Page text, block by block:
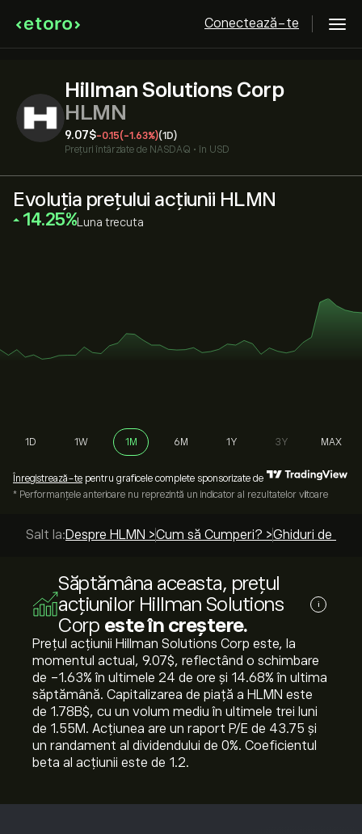
Conectează-te
Hillman Solutions Corp
HLMN
9.07‎$‎-0.15(-1.63%)(1D)
Prețuri întârziate de NASDAQ • în USD
Evoluția prețului acțiunii HLMN
‎14.25‎ Luna trecuta
1D 1W 1M 6M 1Y 3Y MAX
Înregistrează-te pentru graficele complete sponsorizate de
* Performanțele anterioare nu reprezintă un indicator al rezultatelor viitoare
Salt la:Despre HLMN >Cum să Cumperi? >Ghiduri de top
Săptămâna aceasta, prețul
acțiunilor Hillman Solutions
Corp este în creștere.
i
Prețul acțiunii Hillman Solutions Corp este, la
momentul actual, 9.07‎$‎, reflectând o schimbare
de ‎-1.63‎% în ultimele 24 de ore și ‎14.68‎% în ultima
săptămână. Capitalizarea de piață a HLMN este
de 1.78B‎$‎, cu un volum mediu în ultimele trei luni
de 1.55M. Acțiunea are un raport P/E de 43.75 și
un randament al dividendului de 0%. Coeficientul
beta al acțiunii este de 1.2.